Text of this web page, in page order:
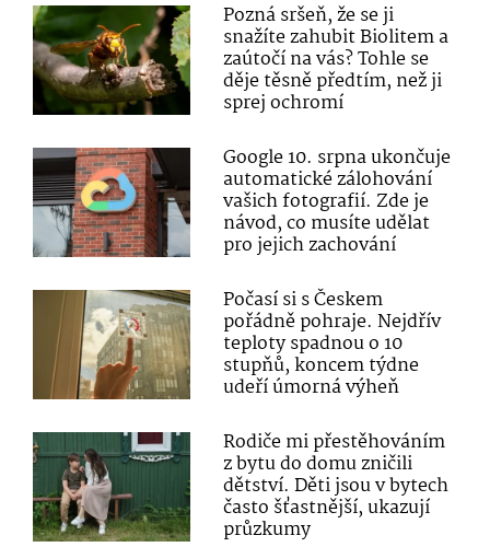
Pozná sršeň, že se ji
snažíte zahubit Biolitem a
zaútočí na vás? Tohle se
děje těsně předtím, než ji
sprej ochromí
Google 10. srpna ukončuje
automatické zálohování
vašich fotografií. Zde je
návod, co musíte udělat
pro jejich zachování
Počasí si s Českem
pořádně pohraje. Nejdřív
teploty spadnou o 10
stupňů, koncem týdne
udeří úmorná výheň
Rodiče mi přestěhováním
z bytu do domu zničili
dětství. Děti jsou v bytech
často šťastnější, ukazují
průzkumy